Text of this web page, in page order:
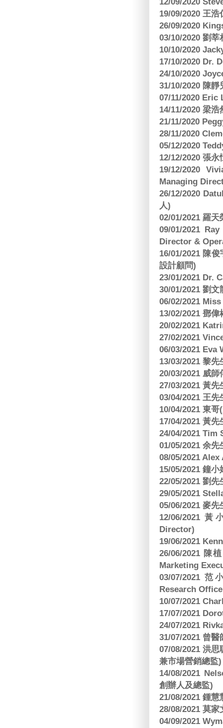
19/09/2020 王
26/09/2020
03/10/2020 劉
10/10/2020
17/10/2020 Dr.
24/10/2020
31/10/2020 陳
07/11/2020 Eric
14/11/2020 梁
21/11/2020
28/11/2020
05/12/2020
12/12/2020 張
19/12/2020
Managing
26/12/2020
人)
02/01/2021 羅
09/01/2021
Director &
16/01/2021 陳
設計顧問)
23/01/2021 Dr.
30/01/2021 劉
06/02/2021
13/02/2021 鄧
20/02/2021
27/02/2021
06/03/2021 Eva
13/03/2021 黎
20/03/2021 威
27/03/2021 黃
03/04/2021 王
10/04/2021 東
17/04/2021 黃
24/04/2021 Tim
01/05/2021 余
08/05/2021
15/05/2021 鐘
22/05/2021 劉
29/05/2021
05/06/2021 麥
12/06/2021
Director)
19/06/2021
26/06/2021 陳
Marketing
03/07/2021 范
Research
10/07/2021
17/07/2021
24/07/2021
31/07/2021 曾
07/08/2021 洪
兼市場營銷總監)
14/08/2021
創辦人及總監)
21/08/2021 鍾
28/08/2021 莫
04/09/2021